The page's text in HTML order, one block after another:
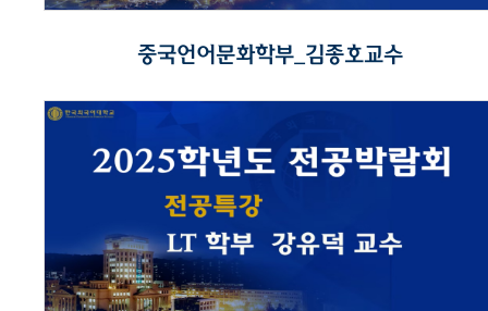
중국언어문화학부_김종호교수